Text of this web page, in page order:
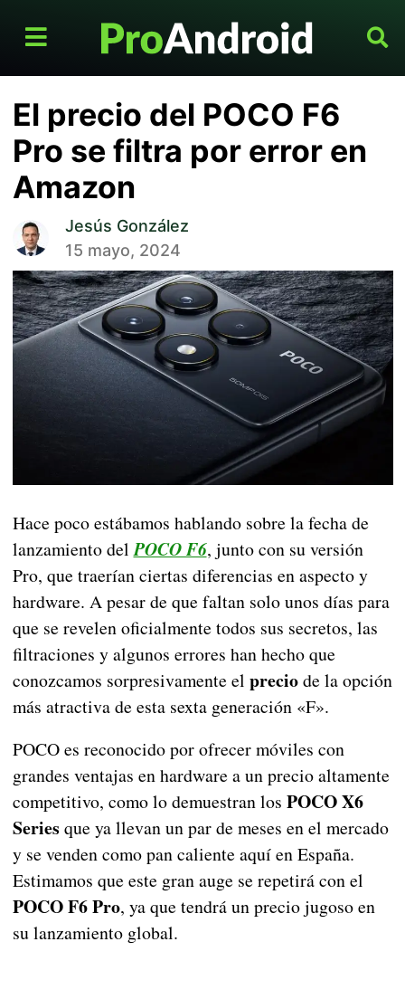
El precio del POCO F6
Pro se filtra por error en
Amazon
Jesús González
15 mayo, 2024
Hace poco estábamos hablando sobre la fecha de
lanzamiento delPOCO F6, junto con su versión
Pro, que traerían ciertas diferencias en aspecto y
hardware. A pesar de que faltan solo unos días para
que se revelen oficialmente todos sus secretos, las
filtraciones y algunos errores han hecho que
conozcamos sorpresivamente el preciode la opción
más atractiva de esta sexta generación «F».
POCO es reconocido por ofrecer móviles con
grandes ventajas en hardware a un precio altamente
competitivo, como lo demuestran los POCO X6
Series que ya llevan un par de meses en el mercado
y se venden como pan caliente aquí en España.
Estimamos que este gran auge se repetirá con el
POCO F6 Pro, ya que tendrá un precio jugoso en
su lanzamiento global.